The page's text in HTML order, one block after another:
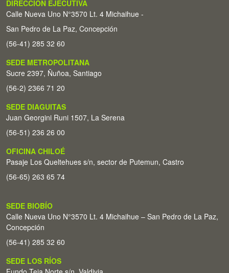
DIRECCIÓN EJECUTIVA
Calle Nueva Uno N°3570 Lt. 4 Michaihue -
San Pedro de La Paz, Concepción
(56-41) 285 32 60
SEDE METROPOLITANA
Sucre 2397, Ñuñoa, Santiago
(56-2) 2366 71 20
SEDE DIAGUITAS
Juan Georgini Runi 1507, La Serena
(56-51) 236 26 00
OFICINA CHILOÉ
Pasaje Los Queltehues s/n, sector de Putemun, Castro
(56-65) 263 65 74
SEDE BIOBÍO
Calle Nueva Uno N°3570 Lt. 4 Michaihue – San Pedro de La Paz,
Concepción
(56-41) 285 32 60
SEDE LOS RÍOS